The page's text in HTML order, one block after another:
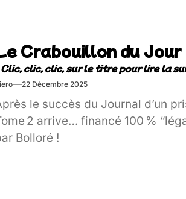
Crabouillon du Jour
22 Décembre 2025
le succès du Journal d’un
2 arrive… financé 100 %
Bolloré !